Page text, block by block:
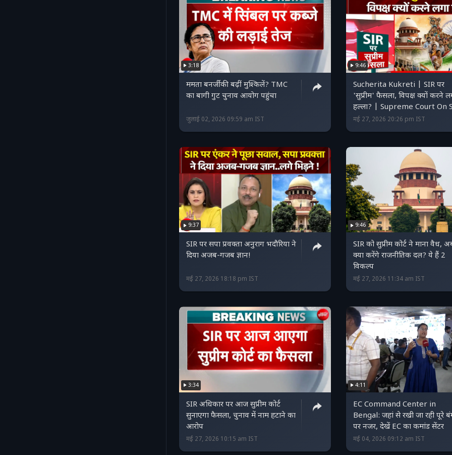
3:18
ममता बनर्जी की बढ़ीं मुश्किलें? TMC
का बागी गुट चुनाव आयोग पहुंचा
जुलाई 02, 2026 09:59 am IST
9:46
Sucherita Kukreti | SIR पर
'सुप्रीम' फैसला, विपक्ष क्यों करने
हल्ला? | Supreme Court On
मई 27, 2026 20:26 pm IST
9:37
SIR पर सपा प्रवक्ता अनुराग भदौरिया ने
दिया अजब-गजब ज्ञान!
मई 27, 2026 18:18 pm IST
9:46
SIR को सुप्रीम कोर्ट ने माना वैध,
क्या करेंगे राजनीतिक दल? ये हैं 2
विकल्प
मई 27, 2026 11:34 am IST
3:34
SIR अधिकार पर आज सुप्रीम कोर्ट
सुनाएगा फैसला, चुनाव में नाम हटाने का
आरोप
मई 27, 2026 10:15 am IST
4:11
EC Command Center in
Bengal: जहां से रखी जा रही पूरे
पर नजर, देखें EC का कमांड सेंटर
मई 04, 2026 09:12 am IST